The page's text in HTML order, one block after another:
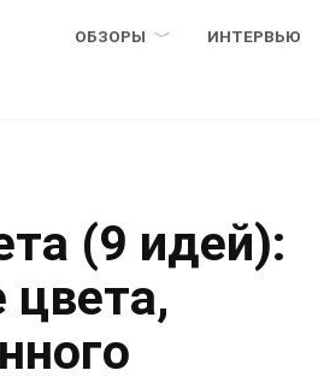
ОБЗОРЫ ИНТЕРВЬЮ
(9 идей):
цвета,